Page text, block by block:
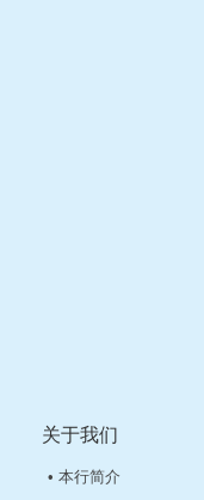
关于我们
• 本行简介